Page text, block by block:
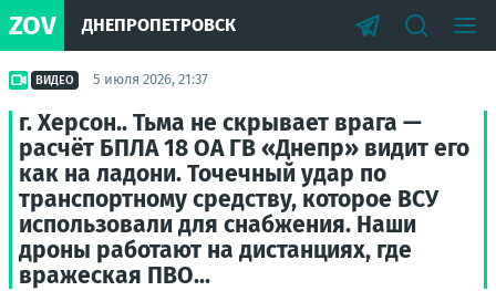
ZOV ДНЕПРОПЕТРОВСК
ВИДЕО 5 июля 2026, 21:37
г. Херсон.. Тьма не скрывает врага —
расчёт БПЛА 18 ОА ГВ «Днепр» видит его
как на ладони. Точечный удар по
транспортному средству, которое ВСУ
использовали для снабжения. Наши
дроны работают на дистанциях, где
вражеская ПВО...